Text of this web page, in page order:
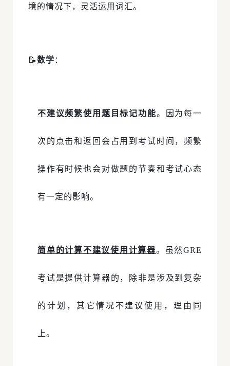
境的情况下，灵活运用词汇。
📝数学 ：
不建议频繁使用题目标记功能。因为每一
次的点击和返回会占用到考试时间，频繁
操作有时候也会对做题的节奏和考试心态
有一定的影响。
简单的计算不建议使用计算器。虽然GRE
考试是提供计算器的，除非是涉及到复杂
的计划，其它情况不建议使用，理由同
上。